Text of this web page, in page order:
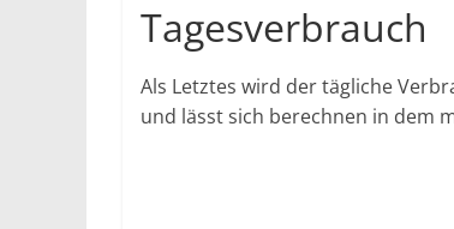
Tagesverbrauch
Als Letztes wird der tägliche
und lässt sich berechnen in dem